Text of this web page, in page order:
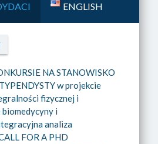
ENGLISH
NA STANOWISKO
w projekcie
fizycznej i
i
analiza
FOR A PHD